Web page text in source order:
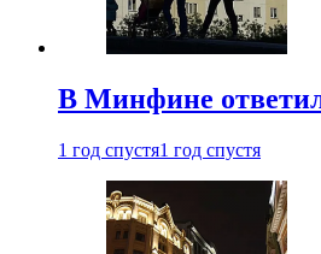
В Минфине
1 год спустя1 год спустя